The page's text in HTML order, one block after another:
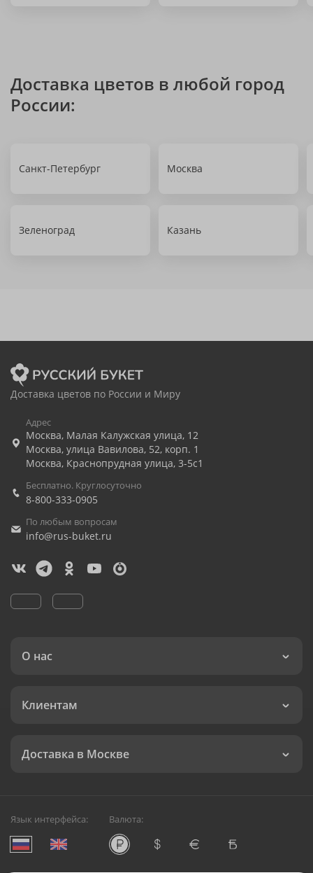
Доставка цветов в любой город
России:
Санкт-Петербург Москва
Зеленоград Казань
Доставка цветов по России и Миру
Адрес
Москва, Малая Калужская улица, 12
Москва, улица Вавилова, 52, корп. 1
Москва, Краснопрудная улица, 3-5с1
Бесплатно. Круглосуточно
8-800-333-0905
По любым вопросам
info@rus-buket.ru
О нас
Клиентам
Доставка в Москве
Язык интерфейса: Валюта: